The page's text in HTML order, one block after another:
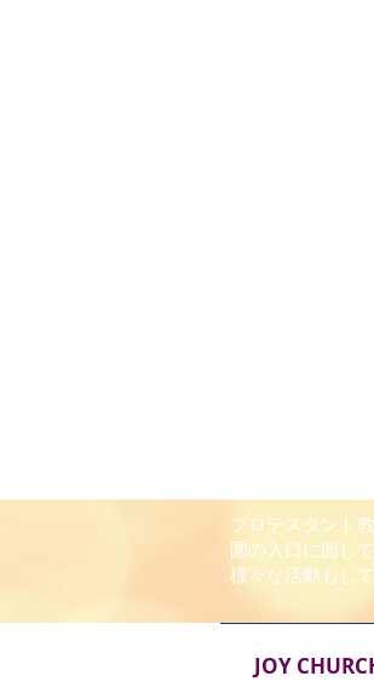
プロテスタント
園の入口に面し
様々な活動もし
JOY